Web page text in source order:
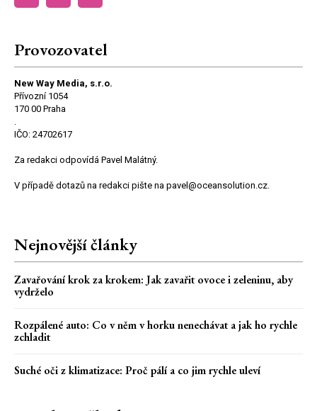
Provozovatel
New Way Media, s.r.o.
Přívozní 1054
170 00 Praha
.
IČO: 24702617
Za redakci odpovídá Pavel Malátný.
V případě dotazů na redakci pište na pavel@oceansolution.cz.
Nejnovější články
Zavařování krok za krokem: Jak zavařit ovoce i zeleninu, aby
vydrželo
Rozpálené auto: Co v něm v horku nenechávat a jak ho rychle
zchladit
Suché oči z klimatizace: Proč pálí a co jim rychle uleví